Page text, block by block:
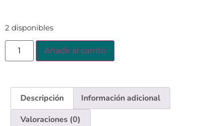
2 disponibles
Añadir al carrito
Descripción
Información adicional
Valoraciones (0)